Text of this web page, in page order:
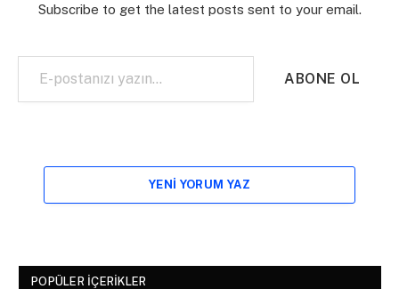
Subscribe to get the latest posts sent to your email.
E-postanızı yazın…
ABONE OL
YENI YORUM YAZ
POPÜLER İÇERIKLER